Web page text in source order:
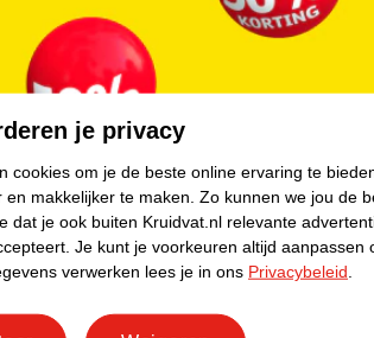
je privacy
cookies om je de beste online ervaring te
en makkelijker te maken. Zo kunnen we jou de
dat je ook buiten Kruidvat.nl relevante
Je kunt je voorkeuren altijd aanpassen
verwerken lees je in ons Privacybeleid